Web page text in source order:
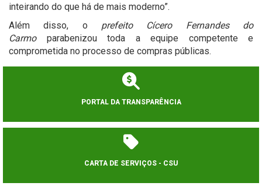
inteirando do que há de mais moderno”.
Além disso, o prefeito Cícero Fernandes do
Carmoparabenizou toda a equipe competente e
comprometida no processo de compras públicas.
PORTAL DA TRANSPARÊNCIA
CARTA DE SERVIÇOS - CSU